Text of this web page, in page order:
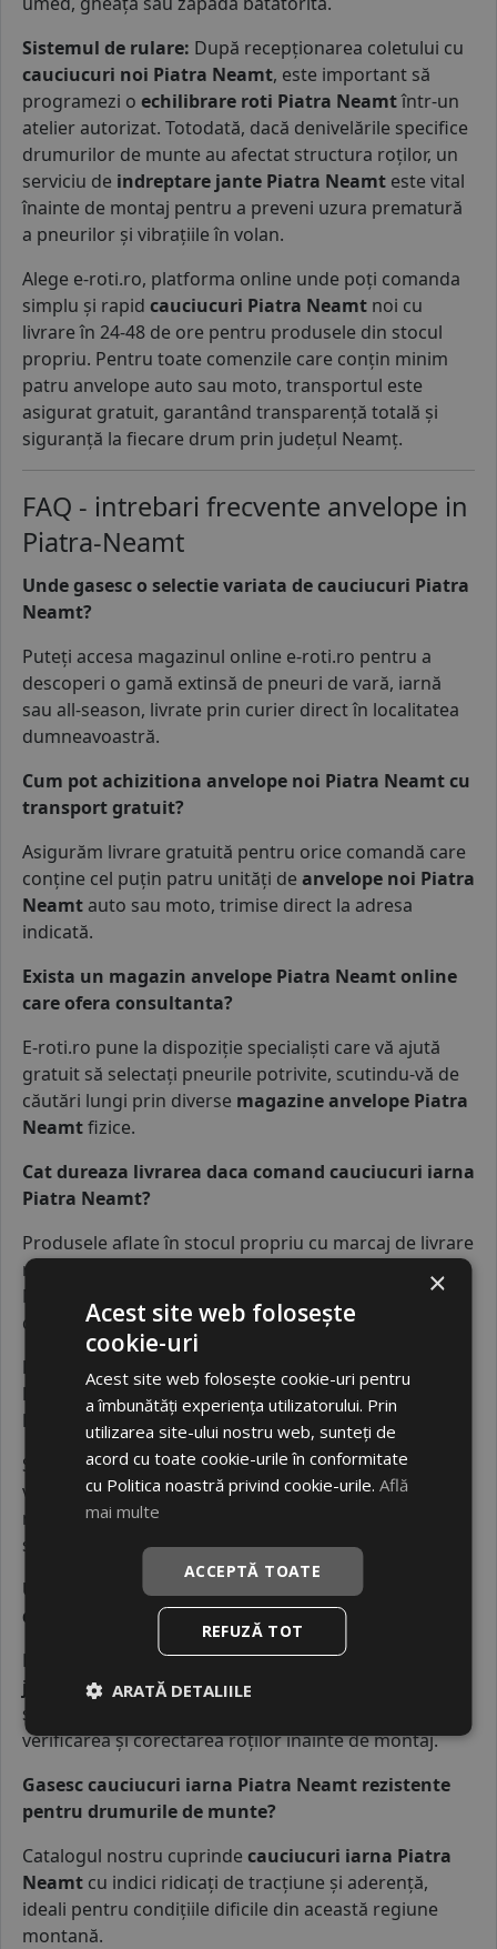
Sistemul de rulare: După recepționarea coletului cu
cauciucuri noi Piatra Neamt, este important să
programezi o echilibrare roti Piatra Neamtîntr-un
atelier autorizat. Totodată, dacă denivelările specifice
drumurilor de munte au afectat structura roților, un
serviciu de indreptare jante Piatra Neamt este vital
înainte de montaj pentru a preveni uzura prematură
a pneurilor și vibrațiile în volan.
Alege e-roti.ro, platforma online unde poți comanda
simplu și rapid cauciucuri Piatra Neamt noi cu
livrare în 24-48 de ore pentru produsele din stocul
propriu. Pentru toate comenzile care conțin minim
patru anvelope auto sau moto, transportul este
asigurat gratuit, garantând transparență totală și
siguranță la fiecare drum prin județul Neamț.
FAQ - intrebari frecvente anvelope in
Piatra-Neamt
Unde gasesc o selectie variata de cauciucuri Piatra
Neamt?
Puteți accesa magazinul online e-roti.ro pentru a
descoperi o gamă extinsă de pneuri de vară, iarnă
sau all-season, livrate prin curier direct în localitatea
dumneavoastră.
Cum pot achizitiona anvelope noi Piatra Neamt cu
transport gratuit?
Asigurăm livrare gratuită pentru orice comandă care
conține cel puțin patru unități de anvelope noi Piatra
Neamtauto sau moto, trimise direct la adresa
indicată.
Exista un magazin anvelope Piatra Neamt online
care ofera consultanta?
E-roti.ro pune la dispoziție specialiști care vă ajută
gratuit să selectați pneurile potrivite, scutindu-vă de
căutări lungi prin diverse magazine anvelope Piatra
Neamtfizice.
Cat dureaza livrarea daca comand cauciucuri iarna
Piatra Neamt?
Produsele aflate în stocul propriu cu marcaj de livrare
rapidă ajung în județul Neamț și în orașul Piatra
Neamț în termen de 1-2 zile lucrătoare de la
confirmarea comenzii.
De ce este recomandata o echilibrare roti Piatra
Neamt dupa instalarea unor cauciucuri Piatra
Neamt noi?
Serviciul deechilibrare roti Piatra Neamtelimină
vibrațiile deranjante din volan și previne uzura
neuniformă a cauciucului, protejând elementele
suspensiei.
Unde pot face o indreptare jante Piatra Neamt
dupa primirea coletului?
După ce primiți pneurile din categoriacauciucuri
jante Piatra Neamt, puteți apela la un service local
specializat în
verificarea și corectarea roților înainte de montaj.
Gasesc cauciucuri iarna Piatra Neamt rezistente
pentru drumurile de munte?
Catalogul nostru cuprinde cauciucuri iarna Piatra
Neamt cu indici ridicați de tracțiune și aderență,
ideali pentru condițiile dificile din această regiune
montană.
×
Acest site web folosește
cookie-uri
Acest site web folosește cookie-uri pentru
a îmbunătăți experiența utilizatorului. Prin
utilizarea site-ului nostru web, sunteți de
acord cu toate cookie-urile în conformitate
cu Politica noastră privind cookie-urile.Află
mai multe
ACCEPTĂ TOATE
REFUZĂ TOT
ARATĂ DETALIILE